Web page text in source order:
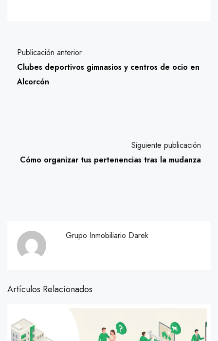
Publicación anterior
Clubes deportivos gimnasios y centros de ocio en
Alcorcón
Siguiente publicación
Cómo organizar tus pertenencias tras la mudanza
Grupo Inmobiliario Darek
Artículos Relacionados